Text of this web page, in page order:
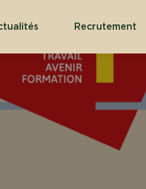
Recrutement